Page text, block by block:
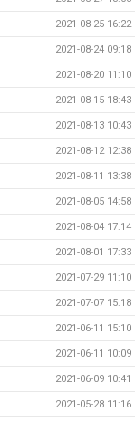
2021-08-25 16:22
2021-08-24 09:18
2021-08-20 11:10
2021-08-15 18:43
2021-08-13 10:43
2021-08-12 12:38
2021-08-11 13:38
2021-08-05 14:58
2021-08-04 17:14
2021-08-01 17:33
2021-07-29 11:10
2021-07-07 15:18
2021-06-11 15:10
2021-06-11 10:09
2021-06-09 10:41
2021-05-28 11:16